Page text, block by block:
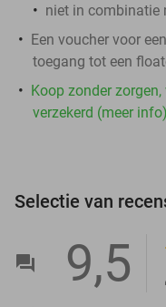
niet in combinatie
Een voucher voor
toegang tot een
Koop zonder
verzekerd (meer info)
Selectie van
9,5